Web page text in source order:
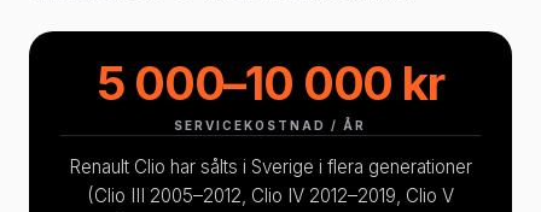
5 000–10 000 kr
SERVICEKOSTNAD / ÅR
Renault Clio har sålts i Sverige i flera generationer
(Clio III 2005–2012, Clio IV 2012–2019, Clio V